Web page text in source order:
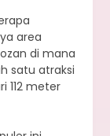
area
di mana
satu atraksi
112 meter